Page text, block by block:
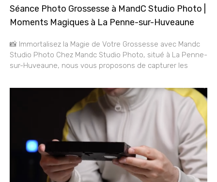
Séance Photo Grossesse à MandC Studio Photo |
Moments Magiques à La Penne-sur-Huveaune
📸 Immortalisez la Magie de Votre Grossesse avec Mandc
Studio Photo Chez Mandc Studio Photo, situé à La Penne-
sur-Huveaune, nous vous proposons de capturer les